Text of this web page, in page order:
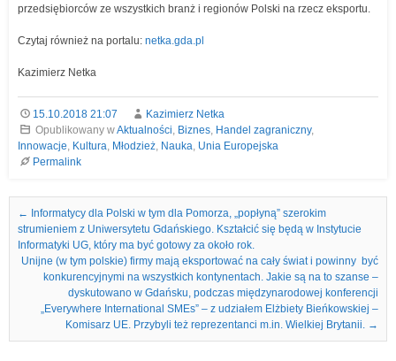
przedsiębiorców ze wszystkich branż i regionów Polski na rzecz eksportu.
Czytaj również na portalu: netka.gda.pl
Kazimierz Netka
15.10.2018 21:07
Kazimierz Netka
Opublikowany wAktualności, Biznes, Handel zagraniczny,
Innowacje, Kultura, Młodzież, Nauka, Unia Europejska
Permalink
Nawigacja we wpisach
← Informatycy dla Polski w tym dla Pomorza, „popłyną” szerokim
strumieniem z Uniwersytetu Gdańskiego. Kształcić się będą w Instytucie
Informatyki UG, który ma być gotowy za około rok.
Unijne (w tym polskie) firmy mają eksportować na cały świat i powinny być
konkurencyjnymi na wszystkich kontynentach. Jakie są na to szanse –
dyskutowano w Gdańsku, podczas międzynarodowej konferencji
„Everywhere International SMEs” – z udziałem Elżbiety Bieńkowskiej –
Komisarz UE. Przybyli też reprezentanci m.in. Wielkiej Brytanii. →